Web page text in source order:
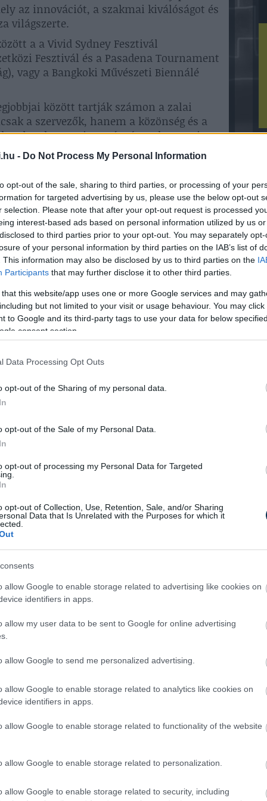
- Do Not Process My Personal Information
opt-out of the sale, sharing to third parties, or processing of your
for targeted advertising by us, please use the below opt-out
selection. Please note that after your opt-out request is processed
interest-based ads based on personal information utilized by us
to third parties prior to your opt-out. You may separately
of your personal information by third parties on the IAB’s list of
This information may also be disclosed by us to third parties on the
Participants that may further disclose it to other third parties.
that this website/app uses one or more Google services and may
but not limited to your visit or usage behaviour. You may
to Google and its third-party tags to use your data for below
consent section.
Data Processing Opt Outs
opt-out of the Sharing of my personal data.
opt-out of the Sale of my Personal Data.
opt-out of processing my Personal Data for Targeted
opt-out of Collection, Use, Retention, Sale, and/or Sharing
Data that Is Unrelated with the Purposes for which it
allow Google to enable storage related to advertising like cookies on
identifiers in apps.
allow my user data to be sent to Google for online advertising
allow Google to send me personalized advertising.
allow Google to enable storage related to analytics like cookies on
identifiers in apps.
allow Google to enable storage related to functionality of the website
allow Google to enable storage related to personalization.
allow Google to enable storage related to security, including
az innovációt, a szakmai kiválóságot és
világszerte.
a a Vivid Sydney Fesztivál
Fesztivál és a Pasadena Tournament
vagy a Bangkoki Művészeti Biennálé
között tartják számon a zalai
a szervezők, hanem a közönség és a
el Badacsonyi Tamás, és Badacsonyi-
főszervezői.
felkérést kaptunk, hogy - többek
a Walt Disney Company vezető
hoztunk létre piaci alapon, jelenleg
sikeres fesztivált. A szakmai
mindez egy vidéki kisfalu szélén,
infrastruktúrától, és miben rejlik az a
zsűrit is” - tette hozzá Badacsonyi
egyik legkülönlegesebb kulturális
meg a zalai erdők és dombok ölelésében.
blues, jazz hazai és nemzetközi
miközben kiemelt figyelmet fordít a
a helyi értékek bemutatására.
koncertjének helyszíne volt
zenekari kísérettel lépett a közönség
azonban 2026-ban az
sztárfellépők sora várja majd a
már biztos fellépő és az ősszel
„Két hete Londonban tárgyaltunk a
hamarosan pedig Los Angeles-
Több koncertre is meghívást
még Magyarországon. Újabb
előtt tervezzük!” – mondta el
Find Papillomas On Your Neck
Or Armpit? It's The First Stage